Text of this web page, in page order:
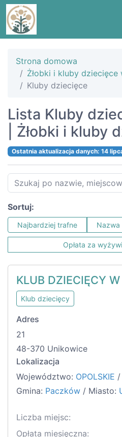
Strona domowa
Żłobki i kluby dziecięce
Kluby dziecięce
Lista Kluby
| Żłobki i kluby
Ostatnia aktualizacja danych: 14
Sortuj:
Najbardziej trafne Nazwa
Opłata za
KLUB DZIECIĘCY
Klub dziecięcy
Adres
21
48-370 Unikowice
Lokalizacja
Województwo: OPOLSKIE /
Gmina: Paczków / Miasto:
Liczba miejsc:
Opłata miesięczna: